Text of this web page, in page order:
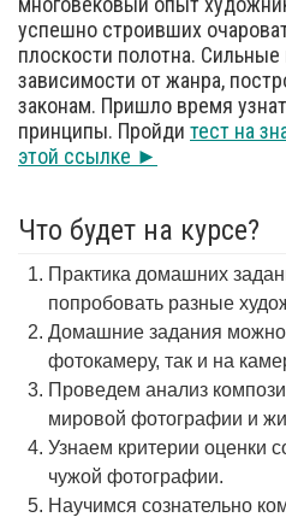
успешно строивших
плоскости полотна.
зависимости от жанра,
законам. Пришло время
принципы. Пройди тест на
этой ссылке ►
Что будет на курсе?
Практика домашних
попробовать разные
Домашние задания можно
фотокамеру, так и на
Проведем анализ
мировой фотографии и
Узнаем критерии оценки
чужой фотографии.
Научимся сознательно